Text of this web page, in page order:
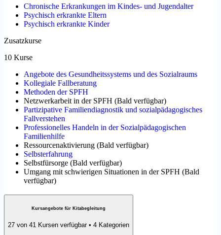
Chronische Erkrankungen im Kindes- und Jugendalter
Psychisch erkrankte Eltern
Psychisch erkrankte Kinder
Zusatzkurse
10 Kurse
Angebote des Gesundheitssystems und des Sozialraums
Kollegiale Fallberatung
Methoden der SPFH
Netzwerkarbeit in der SPFH (Bald verfügbar)
Partizipative Familiendiagnostik und sozialpädagogisches
Fallverstehen
Professionelles Handeln in der Sozialpädagogischen
Familienhilfe
Ressourcenaktivierung (Bald verfügbar)
Selbsterfahrung
Selbstfürsorge (Bald verfügbar)
Umgang mit schwierigen Situationen in der SPFH (Bald
verfügbar)
Kursangebote für Kitabegleitung
27 von 41 Kursen verfügbar • 4 Kategorien